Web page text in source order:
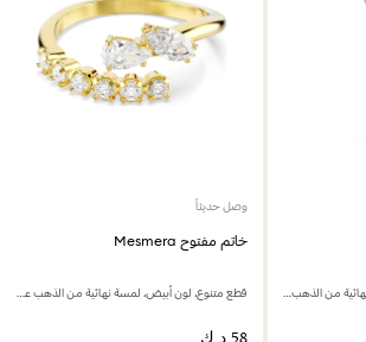
قطع الوسادة، لون أبيض، لمسة نهائية من الذهب عيار 18 قيراط
وصل حديثاً
خاتم مفتوح Mesmera
قطع متنوع، لون أبيض، لمسة نهائية من الذهب عيار 18 قيراط